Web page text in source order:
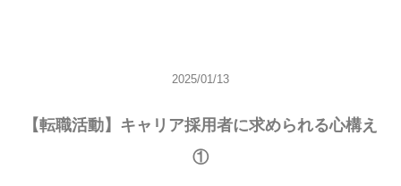
2025/01/13
【転職活動】キャリア採用者に求められる心構え
①